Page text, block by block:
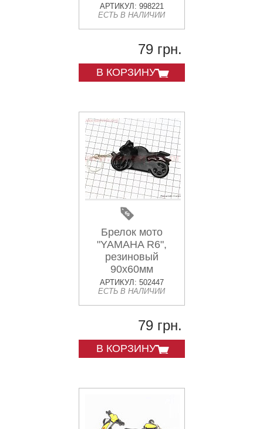
АРТИКУЛ: 998221
ЕСТЬ В НАЛИЧИИ
79 грн.
В КОРЗИНУ
Брелок мото
"YAMAHA R6",
резиновый
90х60мм
АРТИКУЛ: 502447
ЕСТЬ В НАЛИЧИИ
79 грн.
В КОРЗИНУ